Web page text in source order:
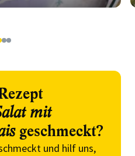
23
mit
geschmeckt?
und hilf uns,